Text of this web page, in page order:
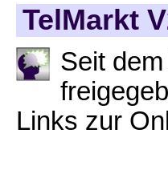
TelMarkt
Seit
Links zur